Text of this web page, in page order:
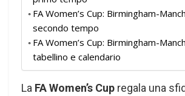
FA Women’s Cup: Birmingham-
secondo tempo
FA Women’s Cup: Birmingham-
tabellino e calendario
La FA Women’s Cup regala una